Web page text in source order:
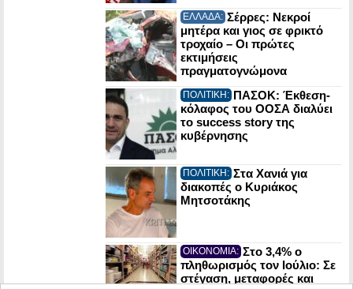
ΕΛΛΑΔΑ: Σέρρες: Νεκροί
μητέρα και γιος σε φρικτό
τροχαίο – Οι πρώτες
εκτιμήσεις
πραγματογνώμονα
ΠΟΛΙΤΙΚΗ: ΠΑΣΟΚ: Έκθεση-
κόλαφος του ΟΟΣΑ διαλύει
το success story της
κυβέρνησης
ΠΟΛΙΤΙΚΗ: Στα Χανιά για
διακοπές ο Κυριάκος
Μητσοτάκης
ΟΙΚΟΝΟΜΙΑ: Στο 3,4% ο
πληθωρισμός τον Ιούλιο: Σε
στέγαση, μεταφορές και